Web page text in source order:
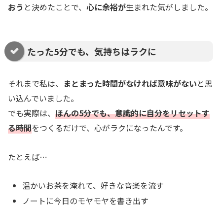
おう と決めたことで、 心に余裕が生まれた気がしました。
たった5分でも、気持ちはラクに
それまで私は、 まとまった時間がなければ意味がないと思
い込んでいました。
でも実際は、 ほんの5分でも、意識的に自分をリセットす
る時間をつくるだけで、心がラクになったんです。
たとえば⋯
温かいお茶を淹れて、好きな音楽を流す
ノートに今日のモヤモヤを書き出す